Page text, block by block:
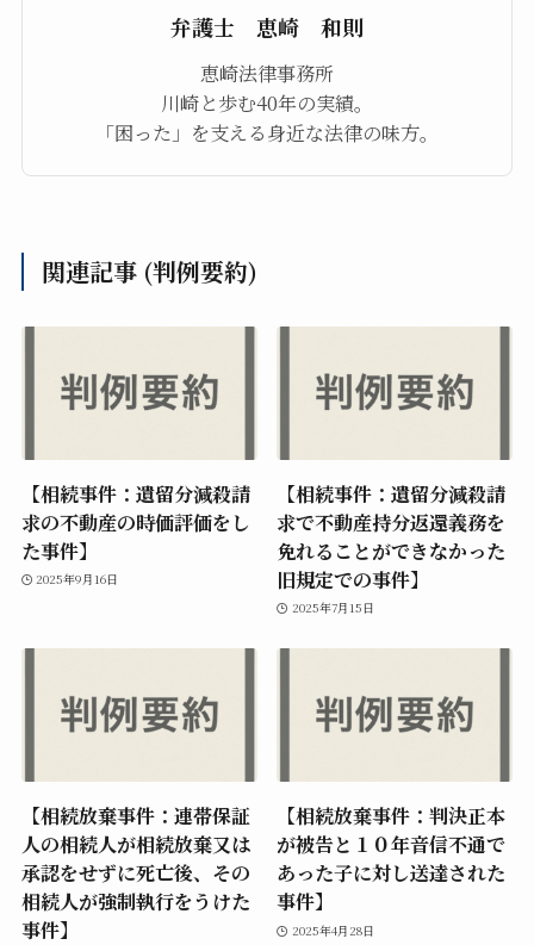
弁護士 恵崎 和則
恵崎法律事務所
川崎と歩む40年の実績。
「困った」を支える身近な法律の味方。
関連記事 (判例要約)
【相続事件：遺留分減殺請
求の不動産の時価評価をし
た事件】
2025年9月16日
【相続事件：遺留分減殺請
求で不動産持分返還義務を
免れることができなかった
旧規定での事件】
2025年7月15日
【相続放棄事件：連帯保証
人の相続人が相続放棄又は
承認をせずに死亡後、その
相続人が強制執行をうけた
事件】
【相続放棄事件：判決正本
が被告と１０年音信不通で
あった子に対し送達された
事件】
2025年4月28日